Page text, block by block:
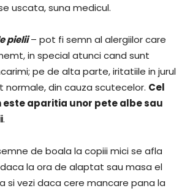
uscata, suna medicul.
pielii– pot fi semn al alergiilor care
in special atunci cand sunt
pe de alta parte, iritatiile in jurul
normale, din cauza scutecelor. Cel
este aparitia unor pete albe sau
.
de boala la copiii mici se afla
la ora de alaptat sau masa el
si vezi daca cere mancare pana la